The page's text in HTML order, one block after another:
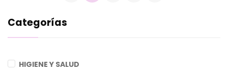
Categorías
HIGIENE Y SALUD